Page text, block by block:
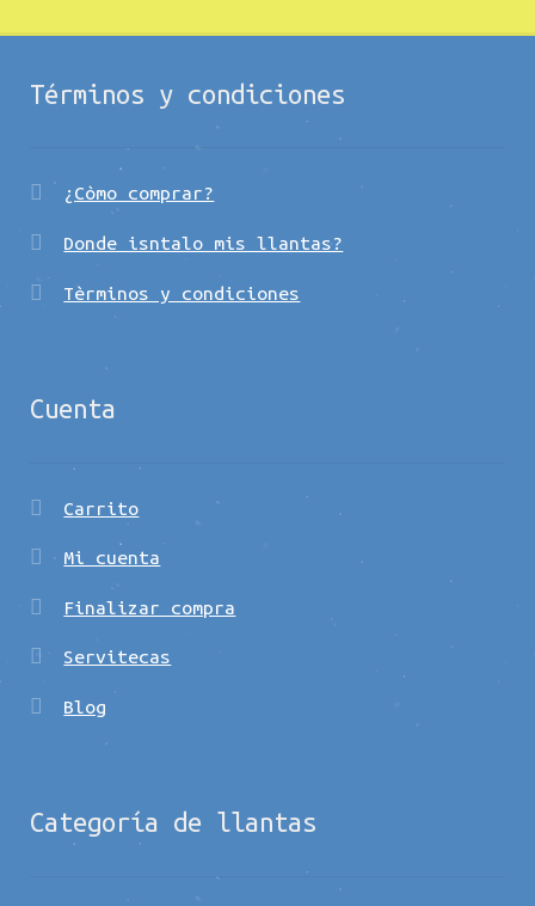
Términos y condiciones
¿Còmo comprar?
Donde isntalo mis llantas?
Tèrminos y condiciones
Cuenta
Carrito
Mi cuenta
Finalizar compra
Servitecas
Blog
Categoría de llantas